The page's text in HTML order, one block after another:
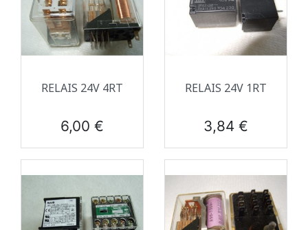
RELAIS 24V 4RT
Prix
6,00 €
RELAIS 24V 1RT
Prix
3,84 €